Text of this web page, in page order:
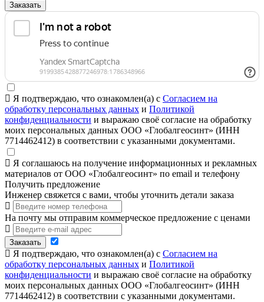
Заказать
Я подтверждаю, что ознакомлен(а) с Согласием на
обработку персональных данных и Политикой
конфиденциальности и выражаю своё согласие на обработку
моих персональных данных ООО «Глобалгеосинт» (ИНН
7714462412) в соответствии с указанными документами.
Я соглашаюсь на получение информационных и рекламных
материалов от ООО «Глобалгеосинт» по email и телефону
Получить предложение
Инженер свяжется с вами, чтобы уточнить детали заказа
На почту мы отправим коммерческое предложение с ценами
Заказать
Я подтверждаю, что ознакомлен(а) с Согласием на
обработку персональных данных и Политикой
конфиденциальности и выражаю своё согласие на обработку
моих персональных данных ООО «Глобалгеосинт» (ИНН
7714462412) в соответствии с указанными документами.